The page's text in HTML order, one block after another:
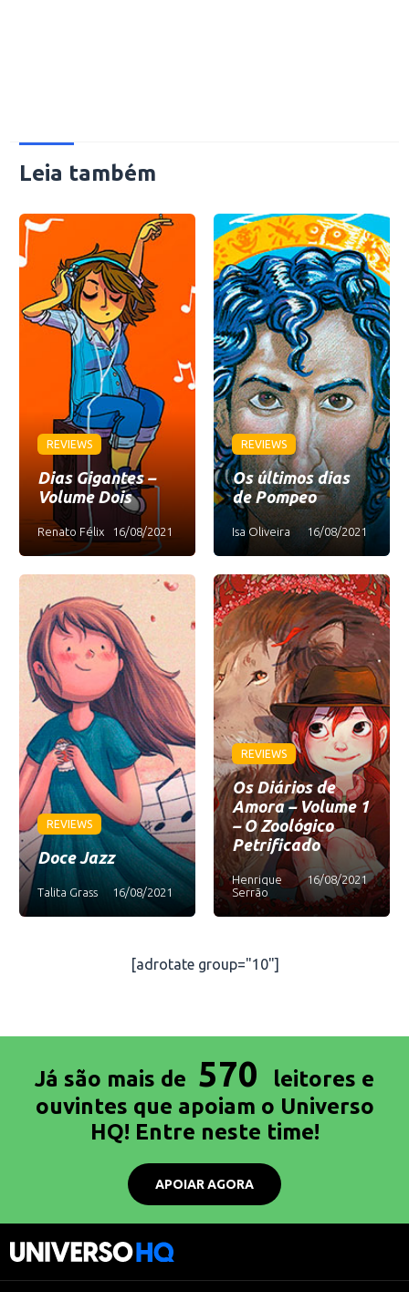
Leia também
REVIEWS
Dias Gigantes –
Volume Dois
Renato Félix 16/08/2021
REVIEWS
Os últimos dias
de Pompeo
Isa Oliveira 16/08/2021
REVIEWS
Doce Jazz
Talita Grass 16/08/2021
REVIEWS
Os Diários de
Amora – Volume 1
– O Zoológico
Petrificado
Henrique
Serrão
16/08/2021
[adrotate group="10"]
Já são mais de 570
leitores e
ouvintes que apoiam o Universo
HQ! Entre neste time!
APOIAR AGORA